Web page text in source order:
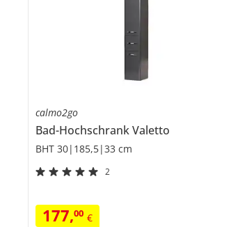
calmo2go
Bad-HochschrankValetto
BHT 30|185,5|33 cm
2
177,00 €